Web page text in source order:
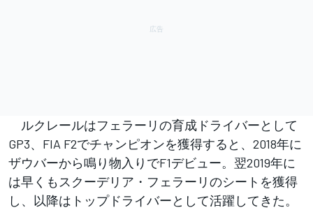
ルクレールはフェラーリの育成ドライバーとして
GP3、FIA F2でチャンピオンを獲得すると、2018年に
ザウバーから鳴り物入りでF1デビュー。翌2019年に
は早くもスクーデリア・フェラーリのシートを獲得
し、以降はトップドライバーとして活躍してきた。